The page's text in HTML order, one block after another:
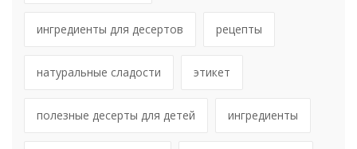
ингредиенты для десертов рецепты
натуральные сладости этикет
полезные десерты для детей ингредиенты